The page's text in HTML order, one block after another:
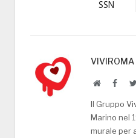
SSN
VIVIROMA
Website
Il Gruppo
Marino nel
murale per